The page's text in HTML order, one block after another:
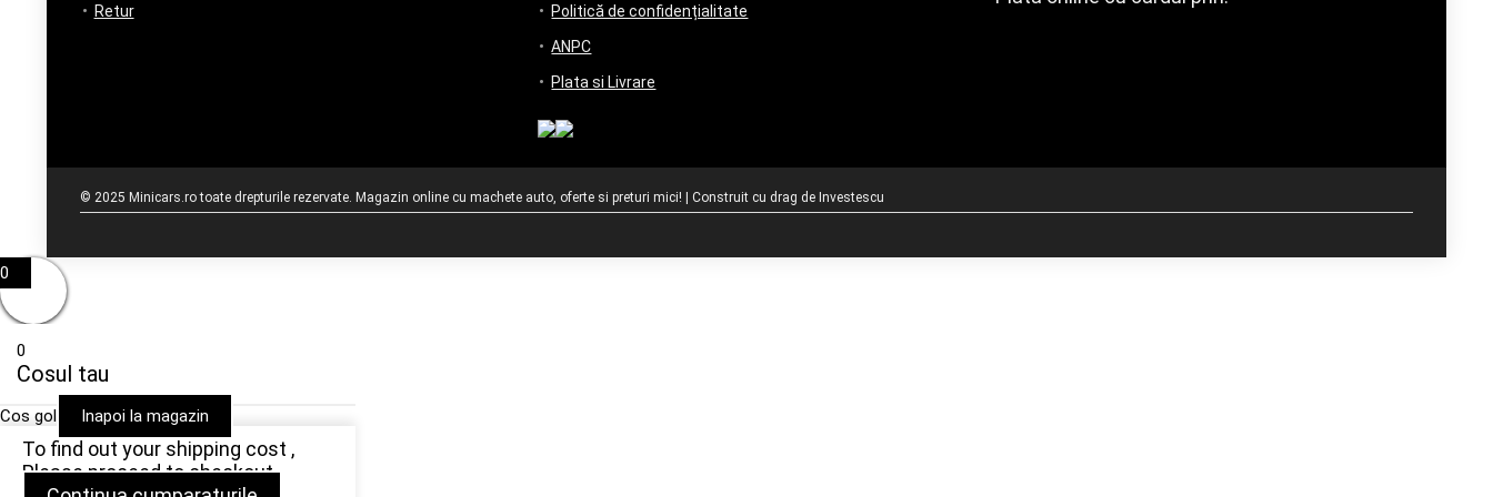
Retur
Politică de confidențialitate
ANPC
Plata si Livrare
© 2025 Minicars.ro toate drepturile rezervate. Magazin online cu machete auto, oferte si preturi mici! | Construit cu drag de Investescu
0
0
Cosul tau
Cos gol Inapoi la magazin
To find out your shipping cost ,
Please proceed to checkout.